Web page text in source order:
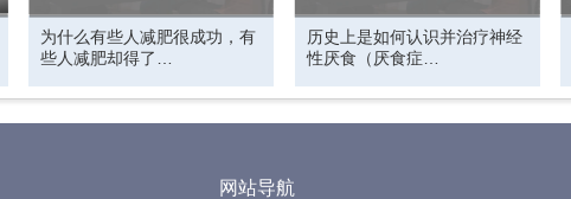
为什么有些人减肥很成功，有
些人减肥却得了…
历史上是如何认识并治疗神经
性厌食（厌食症…
网站导航